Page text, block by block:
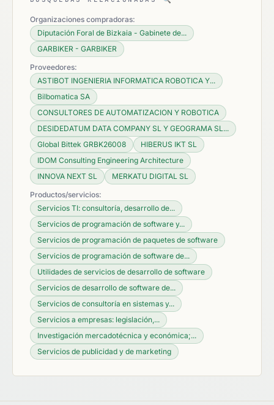
Organizaciones compradoras:
Diputación Foral de Bizkaia - Gabinete de...
GARBIKER - GARBIKER
Proveedores:
ASTIBOT INGENIERIA INFORMATICA ROBOTICA Y...
Bilbomatica SA
CONSULTORES DE AUTOMATIZACION Y ROBOTICA
DESIDEDATUM DATA COMPANY SL Y GEOGRAMA SL...
Global Bittek GRBK26008
HIBERUS IKT SL
IDOM Consulting Engineering Architecture
INNOVA NEXT SL
MERKATU DIGITAL SL
Productos/servicios:
Servicios TI: consultoría, desarrollo de...
Servicios de programación de software y...
Servicios de programación de paquetes de software
Servicios de programación de software de...
Utilidades de servicios de desarrollo de software
Servicios de desarrollo de software de...
Servicios de consultoría en sistemas y...
Servicios a empresas: legislación,...
Investigación mercadotécnica y económica;...
Servicios de publicidad y de marketing